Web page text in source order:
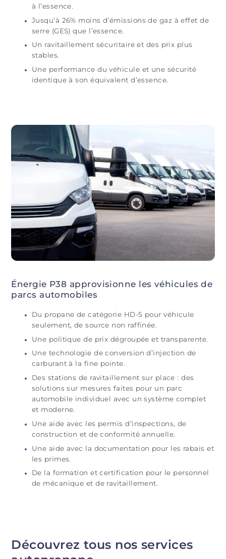
à l’essence.
Jusqu’à 26% moins d’émissions de gaz à effet de
serre (GES) que l’essence.
Un ravitaillement sécuritaire et des prix plus
stables.
Une performance du véhicule et une sécurité
identique à son équivalent d’essence.
Énergie P38 approvisionne les véhicules de
parcs automobiles
Du propane de catégorie HD-5 pour véhicule
seulement, de source non raffinée.
Une politique de prix dégroupée et transparente.
Une technologie de conversion d’injection de
carburant à la fine pointe.
Des stations de ravitaillement sur place : des
solutions sur mesures faites pour un parc
automobile individuel avec un système complet
et moderne.
Une aide avec les permis d’inspections, de
construction et de conformité annuelle.
Une aide avec la documentation pour les rabais et
les primes.
De la formation et certification pour le personnel
de mécanique et de ravitaillement.
Découvrez tous nos services